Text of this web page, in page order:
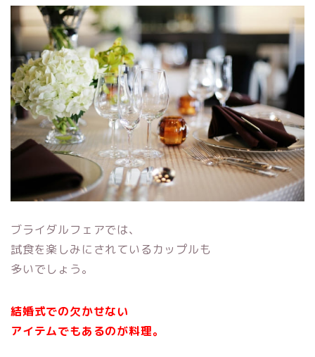
ブライダルフェアでは、
試食を楽しみにされているカップルも
多いでしょう。
結婚式での欠かせない
アイテムでもあるのが料理。